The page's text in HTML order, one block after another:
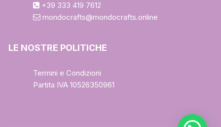
+39 333 419 7612
mondocrafts@mondocrafts.online
LE NOSTRE POLITICHE
Termini e Condizioni
Partita IVA 10526350961